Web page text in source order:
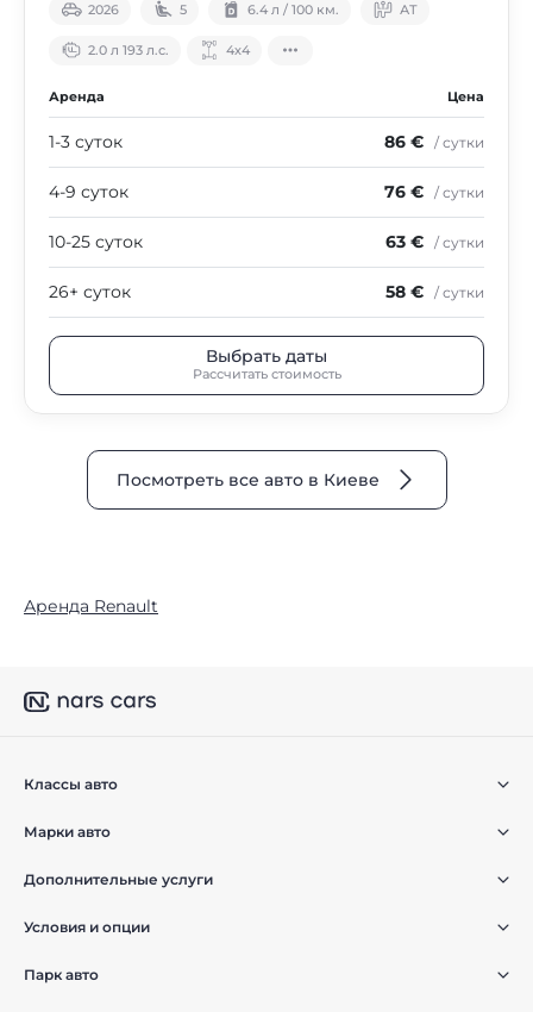
2026 5 6.4 л / 100 км. АТ
2.0 л 193 л.с. 4х4
Аренда Цена
1-3 суток 86 € / сутки
4-9 суток 76 € / сутки
10-25 суток 63 € / сутки
26+ суток 58 € / сутки
Выбрать даты
Рассчитать стоимость
Посмотреть все авто в Киеве
Аренда Renault
Классы авто
Марки авто
Дополнительные услуги
Условия и опции
Парк авто